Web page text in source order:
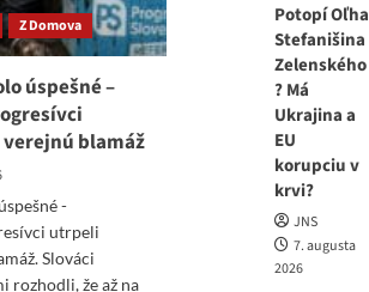
Z Domova
úspešné –
blamáž
-
utrpeli
Slováci
rozhodli, že až na
Potopí Oľha
Stefanišina
Zelenského
? Má
Ukrajina a
EU
korupciu v
krvi?
JNS
7. augusta
2026